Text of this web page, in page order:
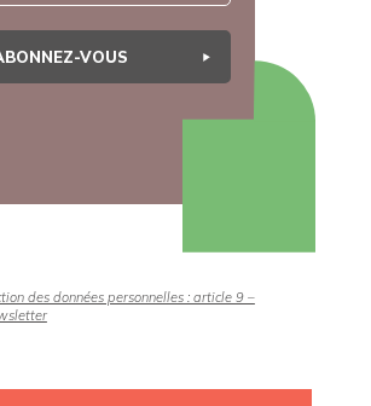
VOUS
des données personnelles : article 9 –